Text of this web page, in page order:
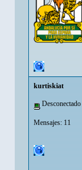
kurtiskiat
Desconectado
Mensajes: 11